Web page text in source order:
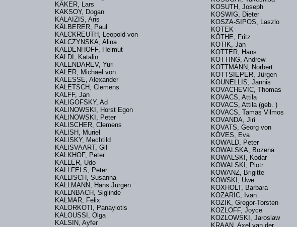
KÄKER, Lars
KAKSOY, Dogan
KALAIZIS, Aris
KÄLBERER, Paul
KALCKREUTH, Leopold von
KALCZYNSKA, Alina
KALDENHOFF, Helmut
KALDI, Katalin
KALENDAREV, Yuri
KALER, Michael von
KALESSE, Alexander
KALETSCH, Clemens
KALFF, Jan
KALIGOFSKY, Ad
KALINOWSKI, Horst Egon
KALINOWSKI, Peter
KALISCHER, Clemens
KALISH, Muriel
KALISKY, Mechtild
KALISVAART, Gil
KALKHOF, Peter
KALLER, Udo
KALLFELS, Peter
KALLISCH, Susanna
KALLMANN, Hans Jürgen
KALLNBACH, Siglinde
KALMAR, Felix
KALORKOTI, Panayiotis
KALOUSSI, Olga
KALSIN, Ayfer
KOSUTH, Joseph
KOSWIG, Dieter
KOSZA-SIPOS, Laszlo
KOTEK
KÖTHE, Fritz
KOTIK, Jan
KOTTER, Hans
KÖTTING, Andrew
KOTTMANN, Norbert
KOTTSIEPER, Jürgen
KOUNELLIS, Jannis
KOVACHEVIC, Thomas
KOVACS, Attila
KOVACS, Attila (geb. )
KOVACS, Tamas Vilmos
KOVANDA, Jiri
KOVATS, Georg von
KÖVES, Eva
KOWALD, Peter
KOWALSKA, Bozena
KOWALSKI, Kodar
KOWALSKI, Piotr
KOWANZ, Brigitte
KOWSKI, Uwe
KOXHOLT, Barbara
KOZARIC, Ivan
KOZIK, Gregor-Torsten
KOZLOFF, Joyce
KOZLOWSKI, Jaroslaw
KRAAN, Axel van der